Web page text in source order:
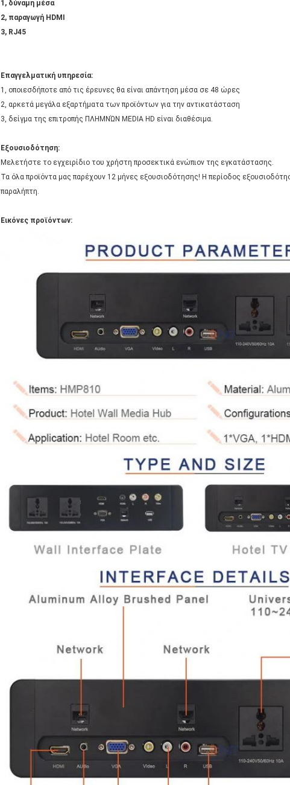
1, δύναμη μέσα
2, παραγωγή HDMI
3, RJ45
Επαγγελματική υπηρεσία:
1, οποιεσδήποτε από τις έρευνες θα είναι απάντηση μέσα σε 48 ώρες
2, αρκετά μεγάλα εξαρτήματα των προϊόντων για την αντικατάσταση
3, δείγμα της επιτροπής ΠΛΗΜΝΏΝ MEDIA HD είναι διαθέσιμα.
Εξουσιοδότηση:
Μελετήστε το εγχειρίδιο του χρήστη προσεκτικά ενώπιον της εγκατάστασης.
Τα όλα προϊόντα μας παρέχουν 12 μήνες εξουσιοδότησης! Η περίοδος
παραλήπτη.
Εικόνες προϊόντων: